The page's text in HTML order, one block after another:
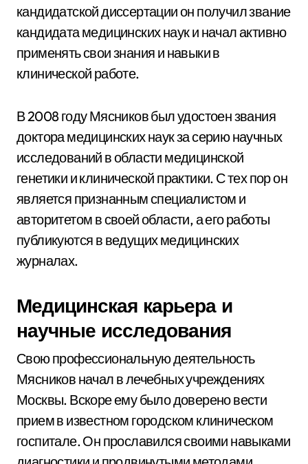
кандидатской диссертации он получил звание
кандидата медицинских наук и начал активно
применять свои знания и навыки в
клинической работе.
В 2008 году Мясников был удостоен звания
доктора медицинских наук за серию научных
исследований в области медицинской
генетики и клинической практики. С тех пор он
является признанным специалистом и
авторитетом в своей области, а его работы
публикуются в ведущих медицинских
журналах.
Медицинская карьера и
научные исследования
Свою профессиональную деятельность
Мясников начал в лечебных учреждениях
Москвы. Вскоре ему было доверено вести
прием в известном городском клиническом
госпитале. Он прославился своими навыками